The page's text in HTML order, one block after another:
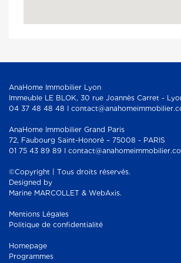
AnaHome Immobilier Lyon
Immeuble LE BLOK, 30 rue Joannès Carret -
04 37 48 48 48 I
AnaHome Immobilier Grand Paris
72, Faubourg Saint-Honoré – 75008 - PARIS
01 75 43 89 89 I
©Copyright | Tous droits réservés.
Designed by
Marine MARCOLLET & WebAxis.
Mentions Légales
Politique de confidentialité
Homepage
Programmes